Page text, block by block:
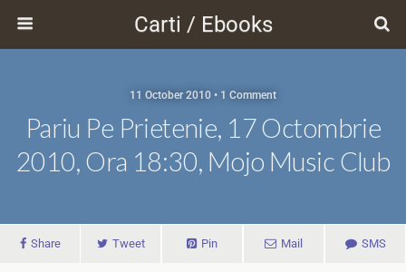
Carti / Ebooks
11 October 2010 • 1 Comment
Pariu Pe Prietenie, 17 Octombrie
2010, Ora 18:30, Mojo Music Club
Share Tweet Pin Mail SMS